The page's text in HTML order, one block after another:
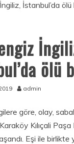
ölü
admin
göre, olay,
Kılıçali
Eşi ile